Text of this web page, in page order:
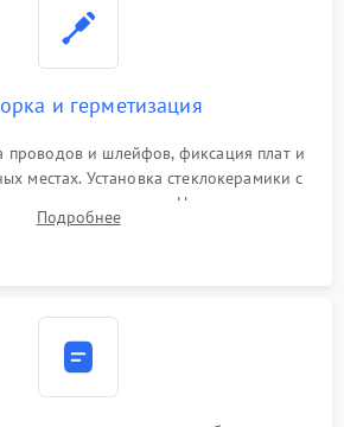
и герметизация
проводов и шлейфов, фиксация плат и
местах. Установка стеклокерамики с
зазоров. Нанесение
или укладка уплотнительной
Подробнее